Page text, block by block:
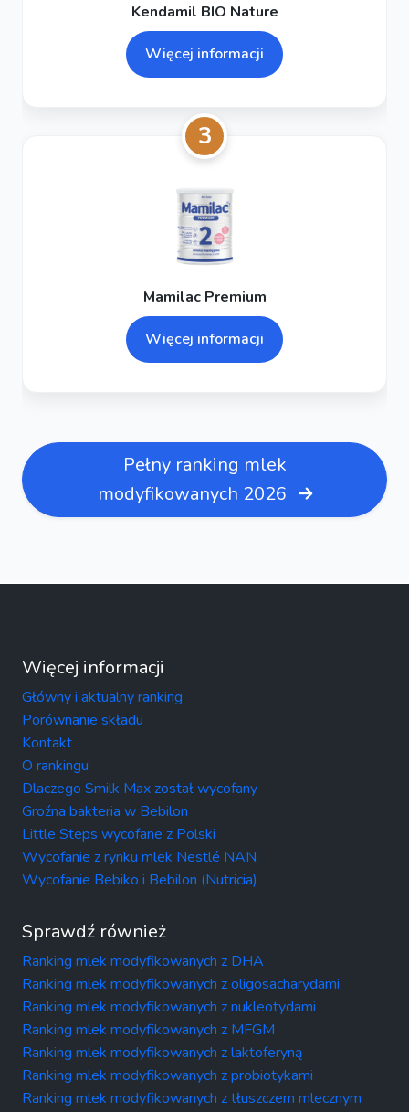
Kendamil BIO Nature
Więcej informacji
3
Mamilac Premium
Więcej informacji
Pełny ranking mlek
modyfikowanych 2026
Więcej informacji
Główny i aktualny ranking
Porównanie składu
Kontakt
O rankingu
Dlaczego Smilk Max został wycofany
Groźna bakteria w Bebilon
Little Steps wycofane z Polski
Wycofanie z rynku mlek Nestlé NAN
Wycofanie Bebiko i Bebilon (Nutricia)
Sprawdź również
Ranking mlek modyfikowanych z DHA
Ranking mlek modyfikowanych z oligosacharydami
Ranking mlek modyfikowanych z nukleotydami
Ranking mlek modyfikowanych z MFGM
Ranking mlek modyfikowanych z laktoferyną
Ranking mlek modyfikowanych z probiotykami
Ranking mlek modyfikowanych z tłuszczem mlecznym